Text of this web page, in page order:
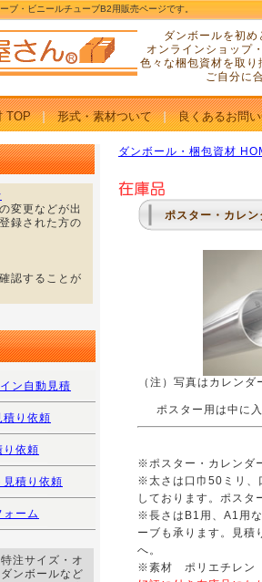
ブ・ビニールチューブB2用販売ページです。
ダンボールを初
オンラインショップ
色々な梱包資材を取
ご自分に
TOP 形式・素材ついて
良くあるお問
ダンボール・梱包資材
ポスター・カレ
（注）写真はカレン
ポスター用は中に
※ポスター・カレンダ
※太さは口巾50ミリ、
しております。ポスタ
※長さはB1用、A1用
ーブも承ります。見積
へ。
※素材 ポリエチレン
変更などが出
録された方の
認することが
ン自動見積
積り依頼
り依頼
積り依頼
ーム
注サイズ・オ
ンボールなど